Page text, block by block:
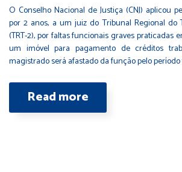
O Conselho Nacional de Justiça (CNJ) aplicou
por 2 anos, a um juiz do Tribunal Regional do
(TRT-2), por faltas funcionais graves praticadas
um imóvel para pagamento de créditos
magistrado será afastado da função pelo
Read more